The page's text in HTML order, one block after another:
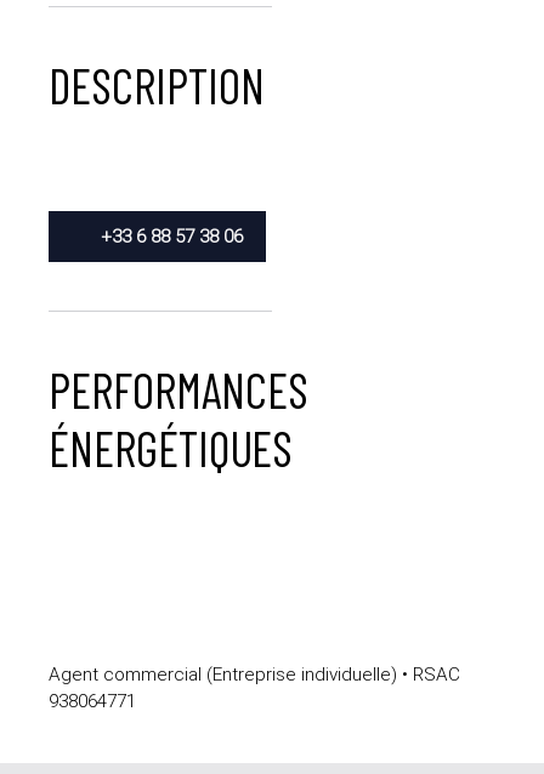
DESCRIPTION
+33 6 88 57 38 06
PERFORMANCES
ÉNERGÉTIQUES
Agent commercial (Entreprise individuelle) • RSAC
938064771